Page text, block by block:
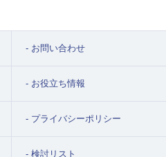
お問い合わせ
お役立ち情報
プライバシーポリシー
検討リスト